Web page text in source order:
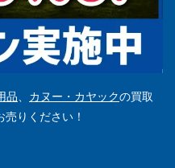
品 カヌー・カヤックの買取
りください！